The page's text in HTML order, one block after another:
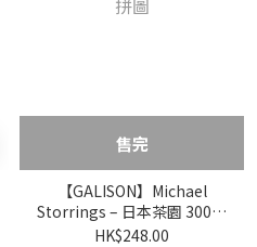
售完
【GALISON】Michael
Storrings – 日本茶園 300片
拼圖
HK$248.00